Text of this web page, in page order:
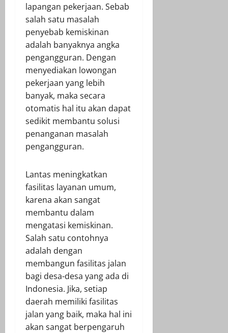
lapangan pekerjaan. Sebab
salah satu masalah
penyebab kemiskinan
adalah banyaknya angka
pengangguran. Dengan
menyediakan lowongan
pekerjaan yang lebih
banyak, maka secara
otomatis hal itu akan dapat
sedikit membantu solusi
penanganan masalah
pengangguran.
Lantas meningkatkan
fasilitas layanan umum,
karena akan sangat
membantu dalam
mengatasi kemiskinan.
Salah satu contohnya
adalah dengan
membangun fasilitas jalan
bagi desa-desa yang ada di
Indonesia. Jika, setiap
daerah memiliki fasilitas
jalan yang baik, maka hal ini
akan sangat berpengaruh